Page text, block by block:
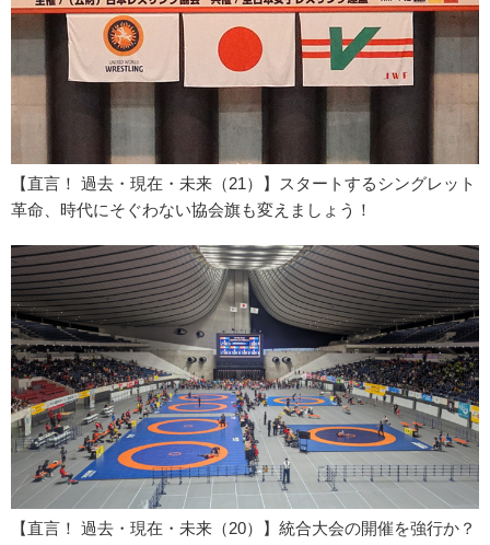
【直言！ 過去・現在・未来（21）】スタートするシングレット
革命、時代にそぐわない協会旗も変えましょう！
【直言！ 過去・現在・未来（20）】統合大会の開催を強行か？